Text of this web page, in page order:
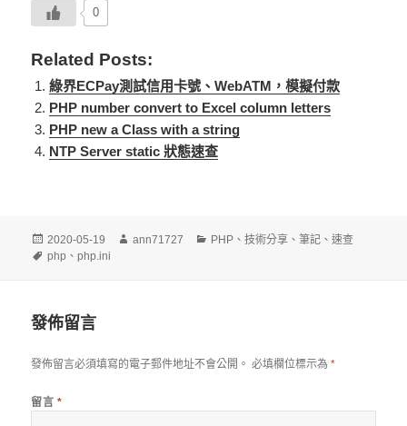
0
Related Posts:
綠界ECPay測試信用卡號、WebATM，模擬付款
PHP number convert to Excel column letters
PHP new a Class with a string
NTP Server static 狀態速查
發
佈
2020-05-19
作
ann71727
分
PHP 、技術分享 、筆記 、速查
標
php 、php.ini
發佈留言
發佈留言必須填寫的電子郵件地址不會公開。 必填欄位標示為*
留言 *